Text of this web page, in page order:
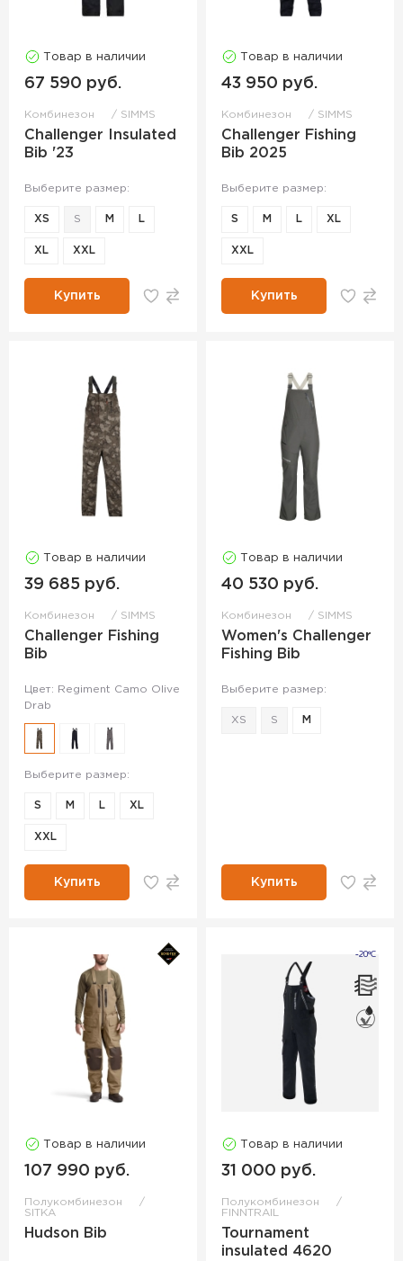
Товар в наличии
67 590 руб.
Комбинезон SIMMS
Challenger Insulated
Bib '23
Выберите размер:
XS S M L
XL XXL
Купить
Товар в наличии
43 950 руб.
Комбинезон SIMMS
Challenger Fishing
Bib 2025
Выберите размер:
S M L XL
XXL
Купить
Товар в наличии
39 685 руб.
Комбинезон SIMMS
Challenger Fishing
Bib
Цвет: Regiment Camo Olive
Drab
Выберите размер:
S M L XL
XXL
Купить
Товар в наличии
40 530 руб.
Комбинезон SIMMS
Women's Challenger
Fishing Bib
Выберите размер:
XS S M
Купить
Товар в наличии
107 990 руб.
Полукомбинезон
SITKA
Hudson Bib
Товар в наличии
31 000 руб.
Полукомбинезон
FINNTRAIL
Tournament
insulated 4620